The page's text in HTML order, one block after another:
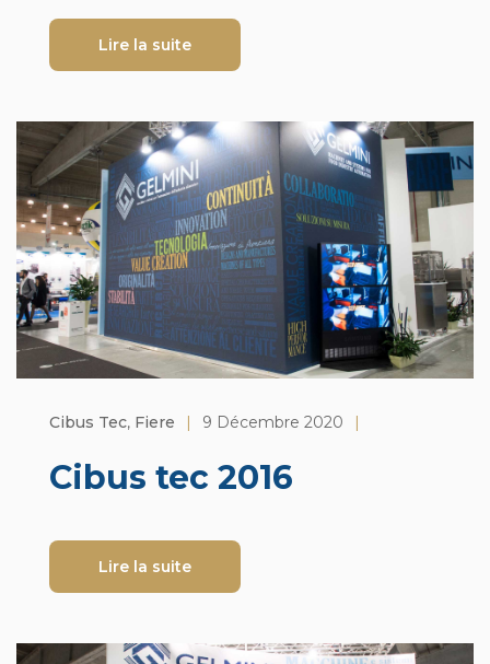
Lire la suite
Cibus Tec, Fiere | 9 Décembre 2020 |
Cibus tec 2016
Lire la suite